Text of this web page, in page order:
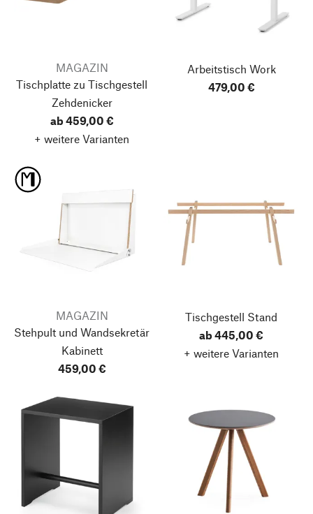
MAGAZIN
Tischplatte zu Tischgestell
Zehdenicker
ab 459,00 €
+ weitere Varianten
Arbeitstisch Work
479,00 €
MAGAZIN
Stehpult und Wandsekretär
Kabinett
459,00 €
Tischgestell Stand
ab 445,00 €
+ weitere Varianten